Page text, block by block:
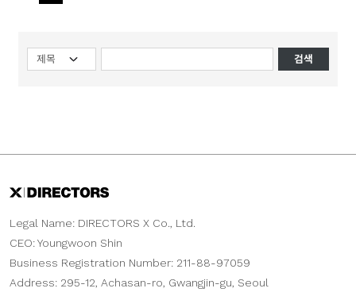
검색
Legal Name: DIRECTORS X Co., Ltd.
CEO: Youngwoon Shin
Business Registration Number: 211-88-97059
Address: 295-12, Achasan-ro, Gwangjin-gu, Seoul